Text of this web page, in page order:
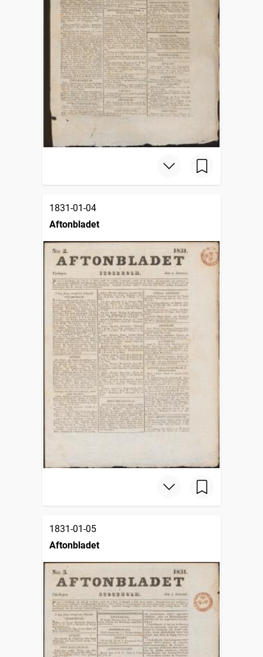
1831-01-04
Aftonbladet
1831-01-05
Aftonbladet